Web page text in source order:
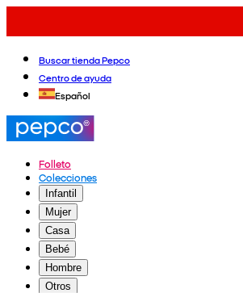
Buscar tienda Pepco
Centro de ayuda
Español
Folleto
Colecciones
Infantil
Mujer
Casa
Bebé
Hombre
Otros